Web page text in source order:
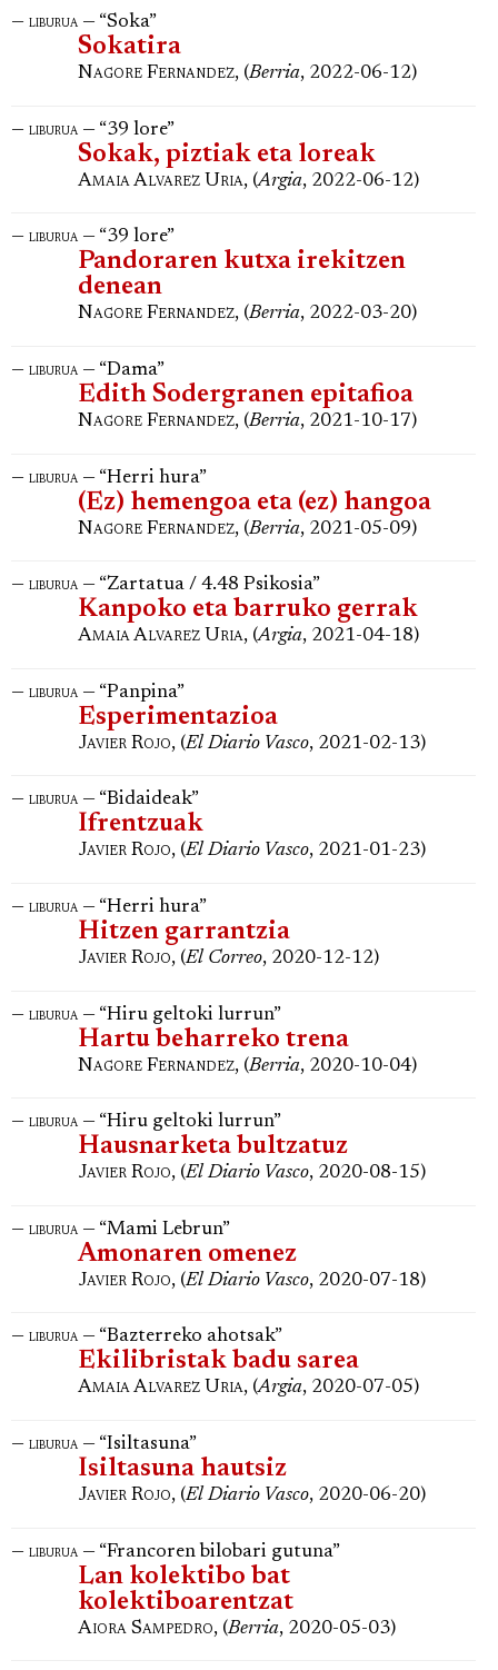
— liburua — “Soka”
Sokatira
Nagore Fernandez, (Berria, 2022-06-12)
— liburua — “39 lore”
Sokak, piztiak eta loreak
Amaia Alvarez Uria, (Argia, 2022-06-12)
— liburua — “39 lore”
Pandoraren kutxa irekitzen
denean
Nagore Fernandez, (Berria, 2022-03-20)
— liburua — “Dama”
Edith Sodergranen epitafioa
Nagore Fernandez, (Berria, 2021-10-17)
— liburua — “Herri hura”
(Ez) hemengoa eta (ez) hangoa
Nagore Fernandez, (Berria, 2021-05-09)
— liburua — “Zartatua / 4.48 Psikosia”
Kanpoko eta barruko gerrak
Amaia Alvarez Uria, (Argia, 2021-04-18)
— liburua — “Panpina”
Esperimentazioa
Javier Rojo, (El Diario Vasco, 2021-02-13)
— liburua — “Bidaideak”
Ifrentzuak
Javier Rojo, (El Diario Vasco, 2021-01-23)
— liburua — “Herri hura”
Hitzen garrantzia
Javier Rojo, (El Correo, 2020-12-12)
— liburua — “Hiru geltoki lurrun”
Hartu beharreko trena
Nagore Fernandez, (Berria, 2020-10-04)
— liburua — “Hiru geltoki lurrun”
Hausnarketa bultzatuz
Javier Rojo, (El Diario Vasco, 2020-08-15)
— liburua — “Mami Lebrun”
Amonaren omenez
Javier Rojo, (El Diario Vasco, 2020-07-18)
— liburua — “Bazterreko ahotsak”
Ekilibristak badu sarea
Amaia Alvarez Uria, (Argia, 2020-07-05)
— liburua — “Isiltasuna”
Isiltasuna hautsiz
Javier Rojo, (El Diario Vasco, 2020-06-20)
— liburua — “Francoren bilobari gutuna”
Lan kolektibo bat
kolektiboarentzat
Aiora Sampedro, (Berria, 2020-05-03)